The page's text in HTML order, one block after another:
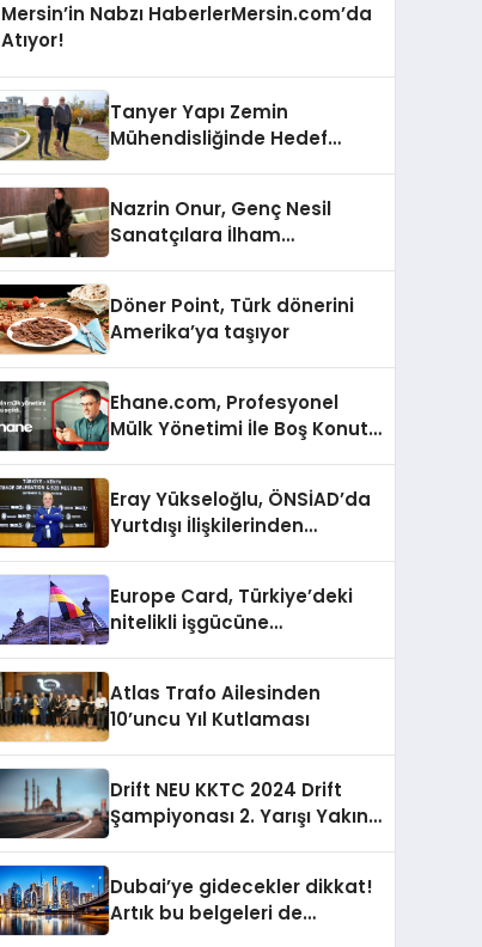
Mersin’in Nabzı HaberlerMersin.com’da
Atıyor!
Tanyer Yapı Zemin
Mühendisliğinde Hedef
Nazrin Onur, Genç Nesil
Sanatçılara İlham
Döner Point, Türk dönerini
Amerika’ya taşıyor
Ehane.com, Profesyonel
Mülk Yönetimi İle Boş Konut
Eray Yükseloğlu, ÖNSİAD’da
Yurtdışı İlişkilerinden
Europe Card, Türkiye’deki
nitelikli işgücüne
Atlas Trafo Ailesinden
10’uncu Yıl Kutlaması
Drift NEU KKTC 2024 Drift
Şampiyonası 2. Yarışı Yakın
Dubai’ye gidecekler dikkat!
Artık bu belgeleri de